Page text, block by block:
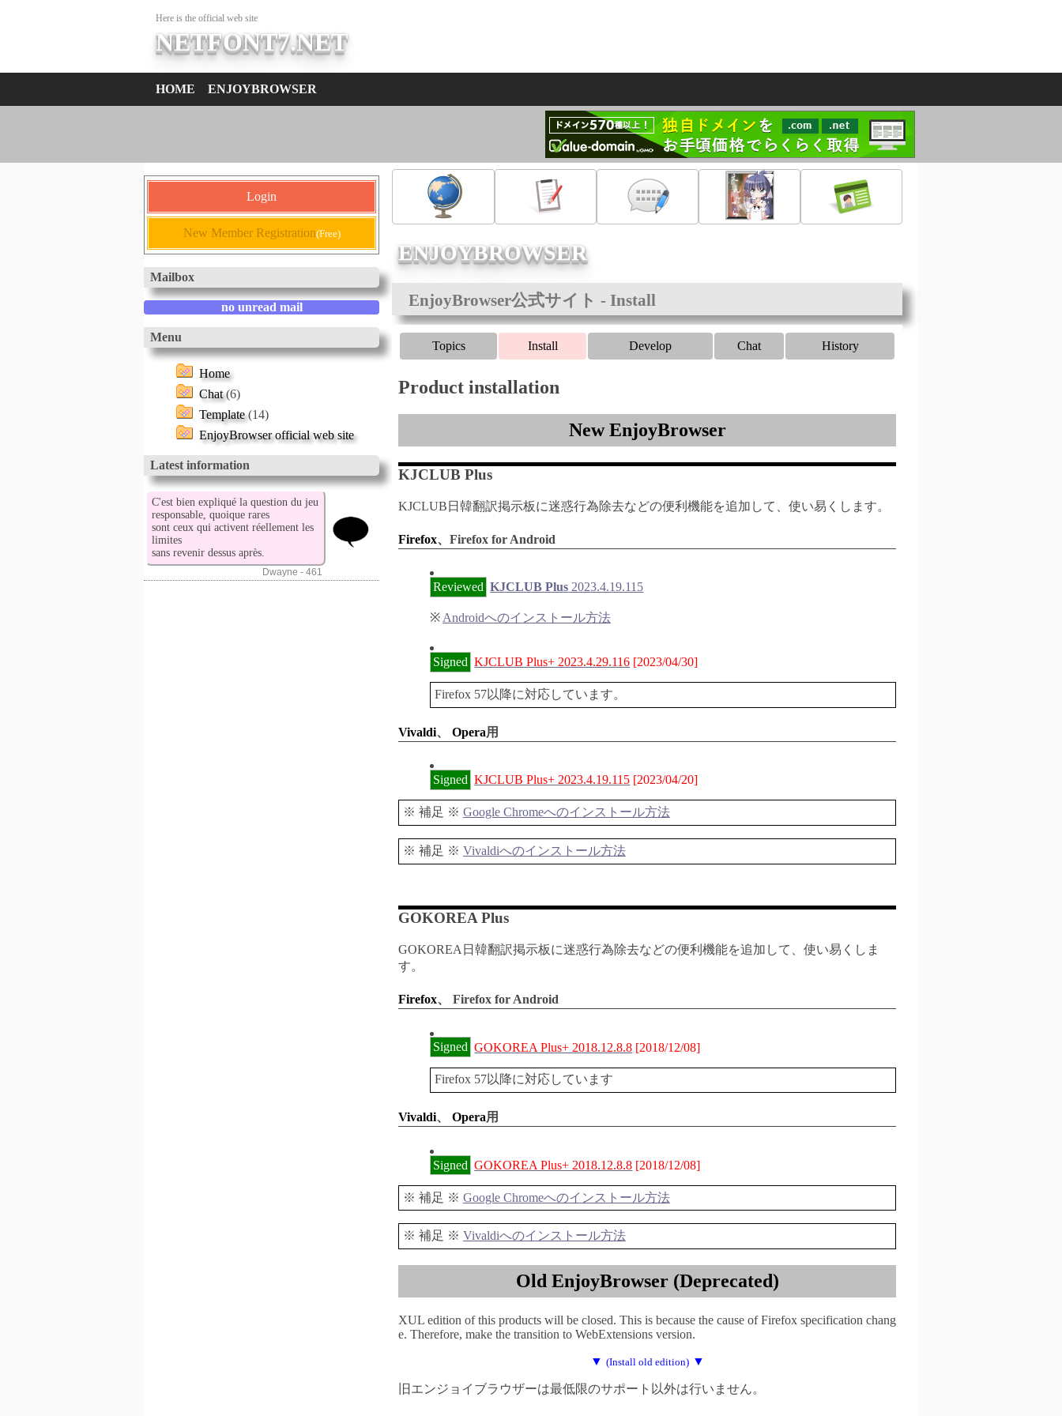
Here is the official web site
NETFONT7.NET
HOME ENJOYBROWSER
Login
New Member Registration(Free)
Mailbox
no unread mail
Menu
Home
Chat(6)
Template(14)
EnjoyBrowser official web site
Latest information
C'est bien expliqué la question du jeu
responsable, quoique rares
sont ceux qui activent réellement les
limites
sans revenir dessus après.
Dwayne - 461
ENJOYBROWSER
EnjoyBrowser公式サイト - Install
Topics Install Develop Chat History
Product installation
New EnjoyBrowser
KJCLUB Plus
KJCLUB日韓翻訳掲示板に迷惑行為除去などの便利機能を追加して、使い易くします。
Firefox、Firefox for Android
Reviewed KJCLUB Plus 2023.4.19.115
※ Androidへのインストール方法
Signed KJCLUB Plus+ 2023.4.29.116 [2023/04/30]
Firefox 57以降に対応しています。
Vivaldi、 Opera用
Signed KJCLUB Plus+ 2023.4.19.115 [2023/04/20]
※ 補足 ※ Google Chromeへのインストール方法
※ 補足 ※ Vivaldiへのインストール方法
GOKOREA Plus
GOKOREA日韓翻訳掲示板に迷惑行為除去などの便利機能を追加して、使い易くしま
す。
Firefox、 Firefox for Android
Signed GOKOREA Plus+ 2018.12.8.8 [2018/12/08]
Firefox 57以降に対応しています
Vivaldi、 Opera用
Signed GOKOREA Plus+ 2018.12.8.8 [2018/12/08]
※ 補足 ※ Google Chromeへのインストール方法
※ 補足 ※ Vivaldiへのインストール方法
Old EnjoyBrowser (Deprecated)
XUL edition of this products will be closed. This is because the cause of Firefox specification chang
e. Therefore, make the transition to WebExtensions version.
▼ (Install old edition)▼
旧エンジョイブラウザーは最低限のサポート以外は行いません。